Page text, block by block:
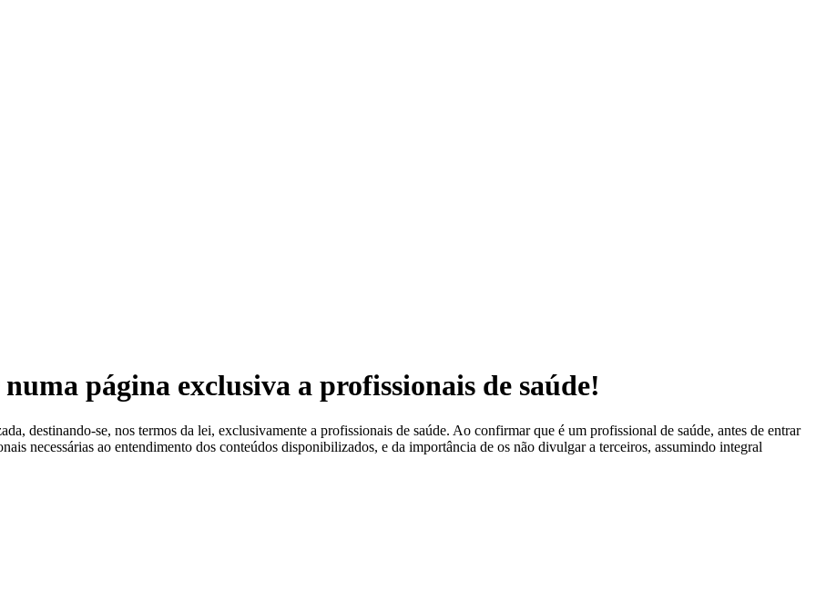
página exclusiva a profissionais de saúde!
destinando-se, nos termos da lei, exclusivamente a profissionais de saúde. Ao confirmar que é um profissional de saúde, antes de entrar
necessárias ao entendimento dos conteúdos disponibilizados, e da importância de os não divulgar a terceiros, assumindo integral